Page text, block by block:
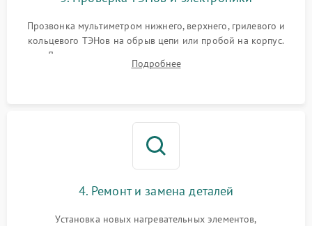
Прозвонка мультиметром нижнего, верхнего, грилевого и
кольцевого ТЭНов на обрыв цепи или пробой на корпус.
Диагностика термостата, датчиков температуры,
переключателя режимов и мотора конвекции.
Подробнее
4. Ремонт и замена деталей
Установка новых нагревательных элементов,